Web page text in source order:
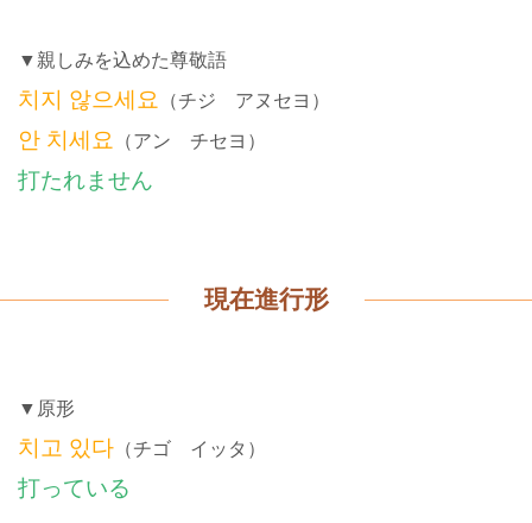
▼親しみを込めた尊敬語
치지 않으세요 （チジ アヌセヨ）
안 치세요 （アン チセヨ）
打たれません
現在進行形
▼原形
치고 있다 （チゴ イッタ）
打っている